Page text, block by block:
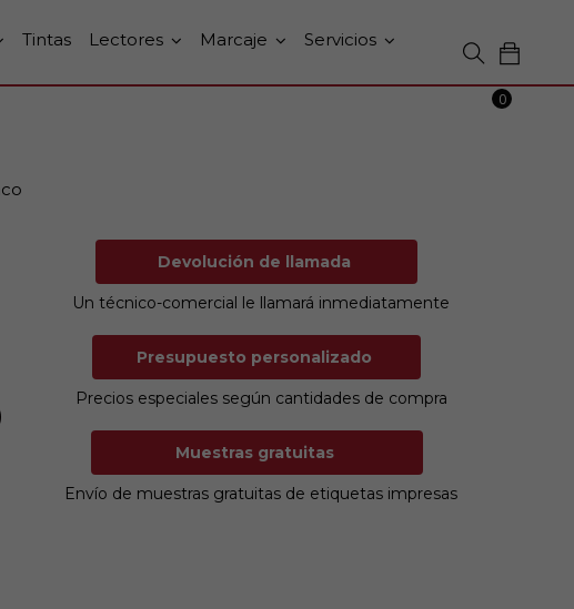
Tintas Lectores Marcaje Servicios
0
Devolución de llamada
Un técnico-comercial le llamará inmediatamente
Presupuesto personalizado
Precios especiales según cantidades de compra
Muestras gratuitas
Envío de muestras gratuitas de etiquetas impresas